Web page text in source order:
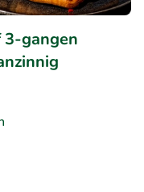
3-gangen